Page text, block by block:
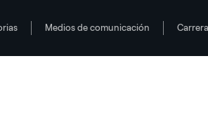
Medios de comunicación
las energías renovables
para la difusión de las energías renovables